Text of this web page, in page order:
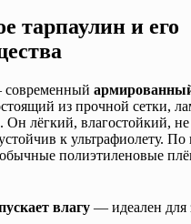
тарпаулин и его
из прочной сетки,
Он лёгкий, влагостойкий, не
к ультрафиолету. По
полиэтиленовые
влагу — идеален для